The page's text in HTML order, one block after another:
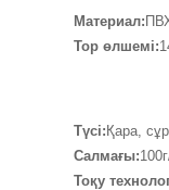
Материал:
Тор өлшемі:
Түсі:Қара,
Салмағы:
Тоқу